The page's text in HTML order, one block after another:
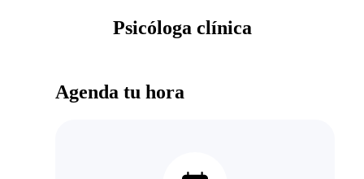
Psicóloga clínica
Agenda tu hora